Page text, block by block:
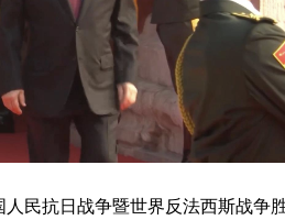
抗日战争暨世界反法西斯战争